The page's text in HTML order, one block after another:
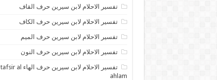
تفسير الاحلام لابن سيرين حرف القاف
تفسير الاحلام لابن سيرين حرف الكاف
تفسير الاحلام لابن سيرين حرف الميم
تفسير الاحلام لابن سيرين حرف النون
تفسير الاحلام لابن سيرين حرف الهاء tafsir al
ahlam